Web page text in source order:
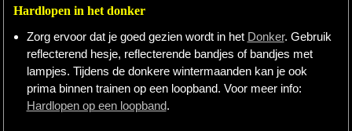
Hardlopen in het donker
Zorg ervoor dat je goed gezien wordt in het Donker. Gebruik
reflecterend hesje, reflecterende bandjes of bandjes met
lampjes. Tijdens de donkere wintermaanden kan je ook
prima binnen trainen op een loopband. Voor meer info:
Hardlopen op een loopband.